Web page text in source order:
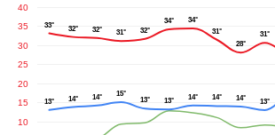
des
Vous
en
les
10
15
20
25
30
35
40
33° 32° 32° 31° 32°
34°
34°
31°
28°
31°
13° 14° 14° 15°
13° 13° 14° 14° 14° 13°